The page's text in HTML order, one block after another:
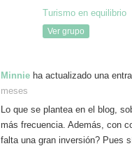
Turismo en equilibrio
Ver grupo
Minnie ha actualizado una
meses
Lo que se plantea en el blog,
más frecuencia. Además, con
falta una gran inversión? Pues